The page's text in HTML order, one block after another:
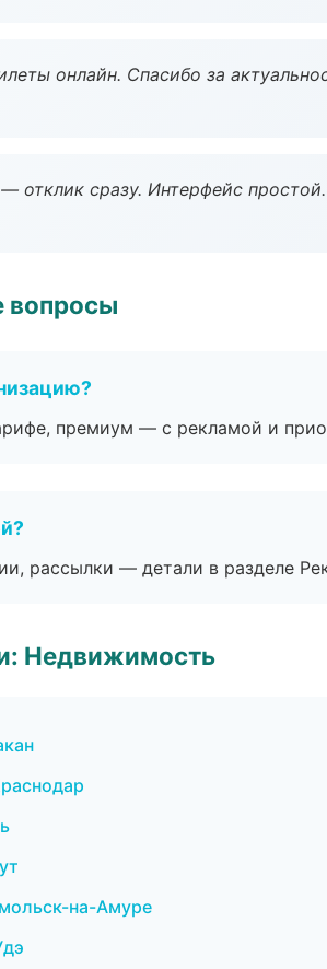
онлайн. Спасибо за
отклик сразу. Интерфейс простой.
вопросы
премиум — с рекламой и
рассылки — детали в разделе
Недвижимость
на-Амуре